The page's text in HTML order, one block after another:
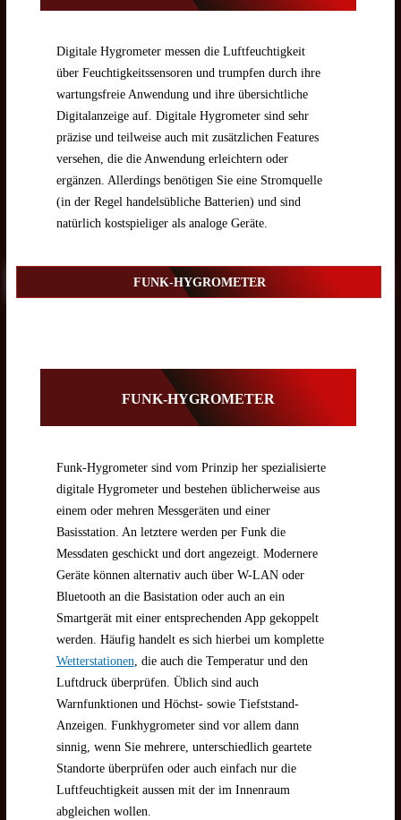
Digitale Hygrometer messen die Luftfeuchtigkeit
über Feuchtigkeitssensoren und trumpfen durch ihre
wartungsfreie Anwendung und ihre übersichtliche
Digitalanzeige auf. Digitale Hygrometer sind sehr
präzise und teilweise auch mit zusätzlichen Features
versehen, die die Anwendung erleichtern oder
ergänzen. Allerdings benötigen Sie eine Stromquelle
(in der Regel handelsübliche Batterien) und sind
natürlich kostspieliger als analoge Geräte.
FUNK-HYGROMETER
FUNK-HYGROMETER
Funk-Hygrometer sind vom Prinzip her spezialisierte
digitale Hygrometer und bestehen üblicherweise aus
einem oder mehren Messgeräten und einer
Basisstation. An letztere werden per Funk die
Messdaten geschickt und dort angezeigt. Modernere
Geräte können alternativ auch über W-LAN oder
Bluetooth an die Basistation oder auch an ein
Smartgerät mit einer entsprechenden App gekoppelt
werden. Häufig handelt es sich hierbei um komplette
Wetterstationen , die auch die Temperatur und den
Luftdruck überprüfen. Üblich sind auch
Warnfunktionen und Höchst- sowie Tiefststand-
Anzeigen. Funkhygrometer sind vor allem dann
sinnig, wenn Sie mehrere, unterschiedlich geartete
Standorte überprüfen oder auch einfach nur die
Luftfeuchtigkeit aussen mit der im Innenraum
abgleichen wollen.